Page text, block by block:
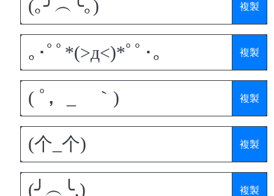
複製
複製
複製
複製
複製